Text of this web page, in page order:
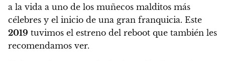
a la vida a uno de los muñecos malditos más
célebres y el inicio de una gran franquicia. Este
2019 tuvimos el estreno del reboot que también les
recomendamos ver.